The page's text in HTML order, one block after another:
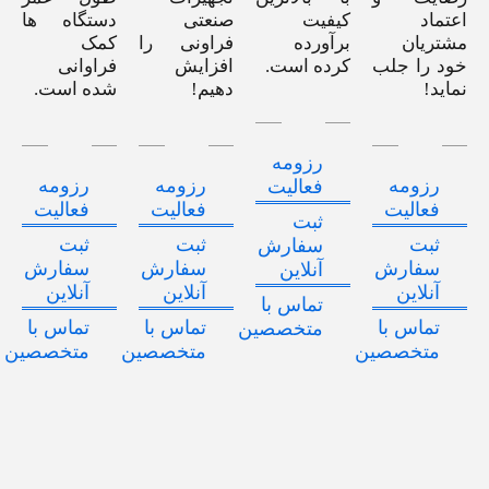
اعتماد
مشتریان
خود را جلب
نماید!
رزومه
فعالیت
ثبت
سفارش
آنلاین
تماس با
متخصصین
کیفیت
برآورده
کرده است.
رزومه
فعالیت
ثبت
سفارش
آنلاین
تماس با
متخصصین
صنعتی
فراونی را
افزایش
دهیم!
رزومه
فعالیت
ثبت
سفارش
آنلاین
تماس با
متخصصین
دستگاه ها
کمک
فراوانی
شده است.
رزومه
فعالیت
ثبت
سفارش
آنلاین
تماس با
متخصصین